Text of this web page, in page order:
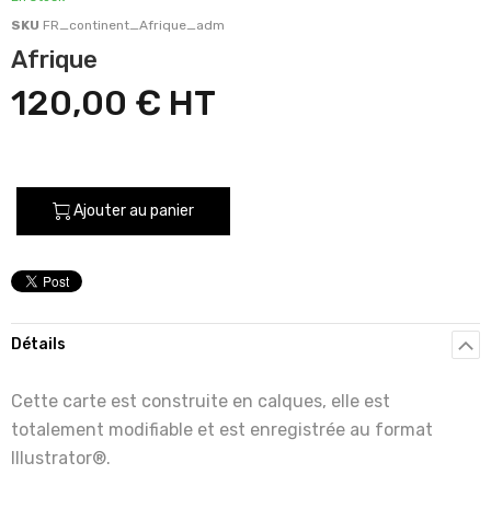
SKU FR_continent_Afrique_adm
Afrique
120,00 €
Ajouter au panier
Détails
Cette carte est construite en calques, elle est
totalement modifiable et est enregistrée au format
Illustrator®.